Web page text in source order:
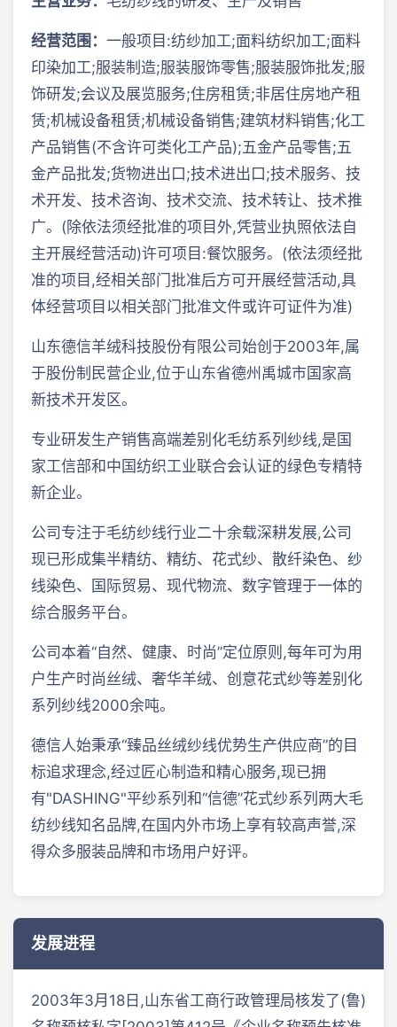
经营范围： 一般项目:纺纱加工;面料纺织加工;面料
印染加工;服装制造;服装服饰零售;服装服饰批发;服
饰研发;会议及展览服务;住房租赁;非居住房地产租
赁;机械设备租赁;机械设备销售;建筑材料销售;化工
产品销售(不含许可类化工产品);五金产品零售;五
金产品批发;货物进出口;技术进出口;技术服务、技
术开发、技术咨询、技术交流、技术转让、技术推
广。(除依法须经批准的项目外,凭营业执照依法自
主开展经营活动)许可项目:餐饮服务。(依法须经批
准的项目,经相关部门批准后方可开展经营活动,具
体经营项目以相关部门批准文件或许可证件为准)
山东德信羊绒科技股份有限公司始创于2003年,属
于股份制民营企业,位于山东省德州禹城市国家高
新技术开发区。
专业研发生产销售高端差别化毛纺系列纱线,是国
家工信部和中国纺织工业联合会认证的绿色专精特
新企业。
公司专注于毛纺纱线行业二十余载深耕发展,公司
现已形成集半精纺、精纺、花式纱、散纤染色、纱
线染色、国际贸易、现代物流、数字管理于一体的
综合服务平台。
公司本着“自然、健康、时尚”定位原则,每年可为用
户生产时尚丝绒、奢华羊绒、创意花式纱等差别化
系列纱线2000余吨。
德信人始秉承“臻品丝绒纱线优势生产供应商”的目
标追求理念,经过匠心制造和精心服务,现已拥
有"DASHING"平纱系列和“信德”花式纱系列两大毛
纺纱线知名品牌,在国内外市场上享有较高声誉,深
得众多服装品牌和市场用户好评。
发展进程
2003年3月18日,山东省工商行政管理局核发了(鲁)